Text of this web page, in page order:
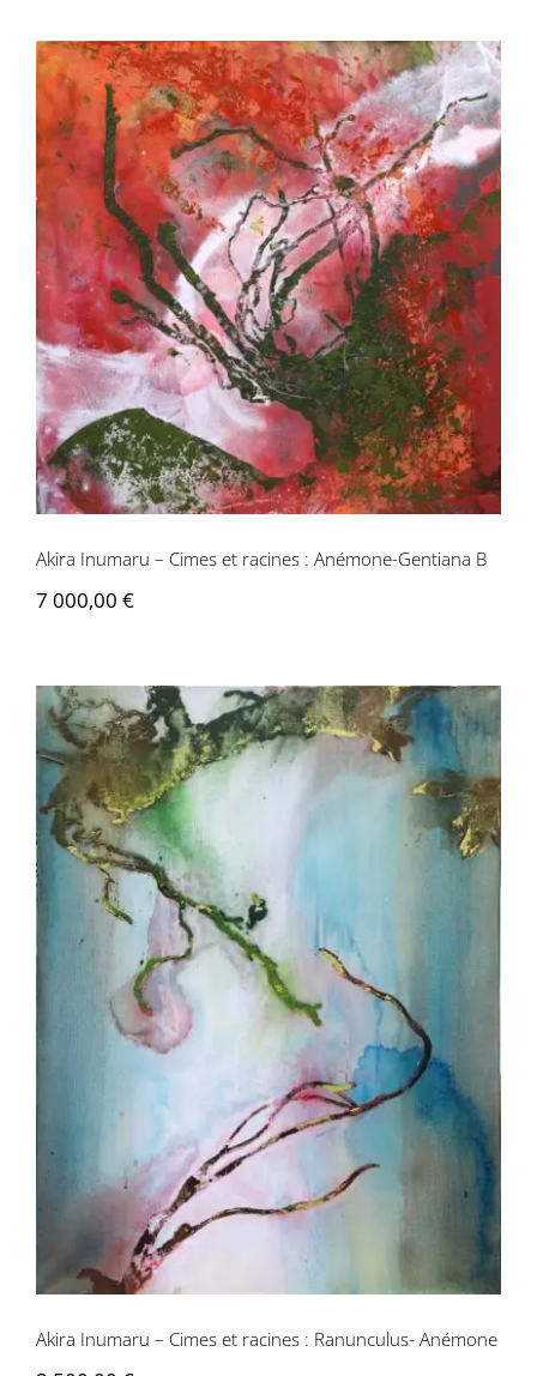
Akira Inumaru – Cimes et racines :
Anémone-Gentiana B
Akira Inumaru – Cimes et racines : Anémone-Gentiana B
7 000,00 €
Akira Inumaru – Cimes et racines :
Ranunculus- Anémone
Akira Inumaru – Cimes et racines : Ranunculus- Anémone